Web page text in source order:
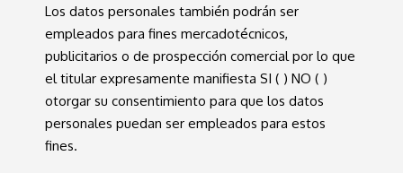
Los datos personales también podrán ser
empleados para fines mercadotécnicos,
publicitarios o de prospección comercial por lo que
el titular expresamente manifiesta SI ( ) NO ( )
otorgar su consentimiento para que los datos
personales puedan ser empleados para estos
fines.